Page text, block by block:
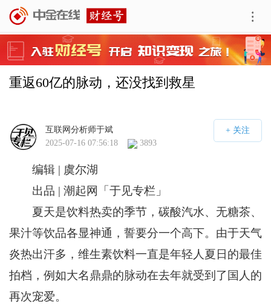
重返60亿的脉动，还没找到救星
互联网分析师于斌
2025-07-16 07:56:18
3893
编辑 | 虞尔湖
出品 | 潮起网「于见专栏」
夏天是饮料热卖的季节，碳酸汽水、无糖茶、
果汁等饮品各显神通，誓要分一个高下。由于天气
炎热出汗多，维生素饮料一直是年轻人夏日的最佳
拍档，例如大名鼎鼎的脉动在去年就受到了国人的
再次宠爱。